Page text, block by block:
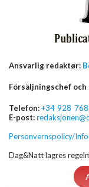
Ansvarlig redaktør:
Försäljningschef och
Telefon:+34 928
E-post:
Personvernspolicy/
Dag&Natt lagres